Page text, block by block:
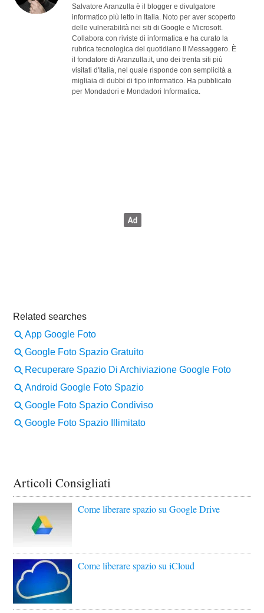
Salvatore Aranzulla è il blogger e divulgatore
informatico più letto in Italia. Noto per aver scoperto
delle vulnerabilità nei siti di Google e Microsoft.
Collabora con riviste di informatica e ha curato la
rubrica tecnologica del quotidiano Il Messaggero. È
il fondatore di Aranzulla.it, uno dei trenta siti più
visitati d'Italia, nel quale risponde con semplicità a
migliaia di dubbi di tipo informatico. Ha pubblicato
per Mondadori e Mondadori Informatica.
Articoli Consigliati
Come liberare spazio su Google Drive
Come liberare spazio su iCloud